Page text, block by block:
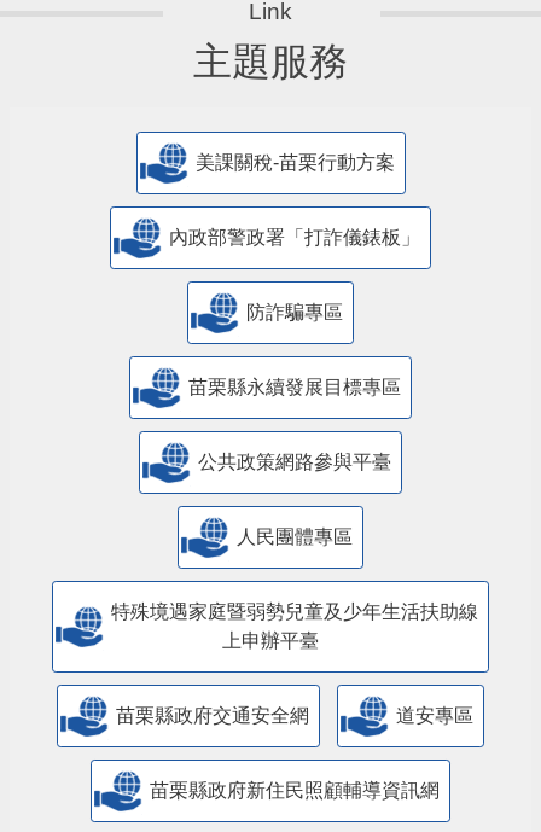
主題服務
美課關稅-苗栗行動方案
內政部警政署「打詐儀錶板」
防詐騙專區
苗栗縣永續發展目標專區
公共政策網路參與平臺
人民團體專區
特殊境遇家庭暨弱勢兒童及少年生活扶助線
上申辦平臺
苗栗縣政府交通安全網 道安專區
苗栗縣政府新住民照顧輔導資訊網